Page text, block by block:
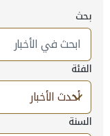
بحث
يتم البحث هنا في
الفئة
السنة